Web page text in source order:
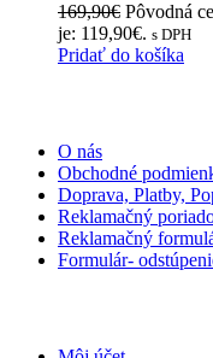
169,90€ Pôvodná
je: 119,90€. s DPH
Pridať do košíka
O nás
Obchodné
Doprava, Platby,
Reklamačný
Reklamačný
Formulár-